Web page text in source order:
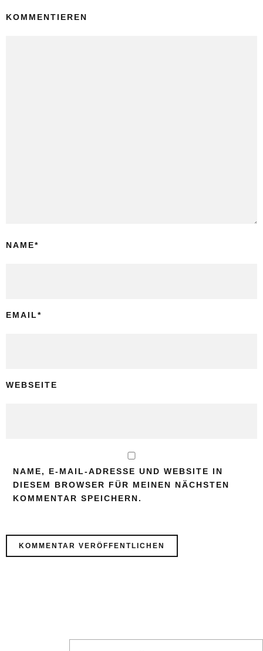
KOMMENTIEREN
NAME*
EMAIL*
WEBSEITE
NAME, E-MAIL-ADRESSE UND WEBSITE IN
DIESEM BROWSER FÜR MEINEN NÄCHSTEN
KOMMENTAR SPEICHERN.